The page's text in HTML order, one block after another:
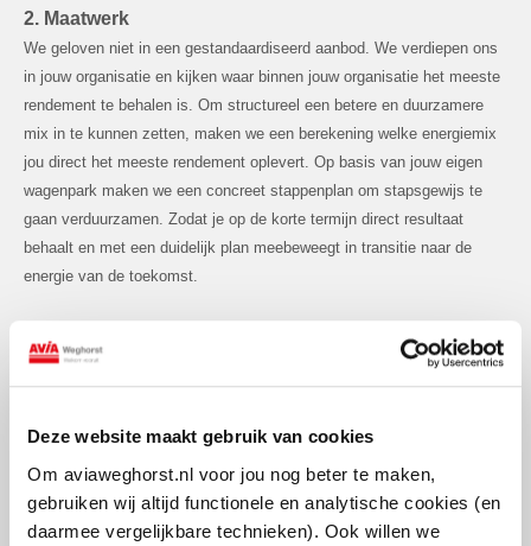
Deze website maakt gebruik van cookies
Om aviaweghorst.nl voor jou nog beter te maken,
gebruiken wij altijd functionele en analytische cookies (en
daarmee vergelijkbare technieken). Ook willen we
2. Maatwerk
We geloven niet in een gestandaardiseerd aanbod. We verdiepen ons
in jouw organisatie en kijken waar binnen jouw organisatie het meeste
rendement te behalen is. Om structureel een betere en duurzamere
mix in te kunnen zetten, maken we een berekening welke energiemix
jou direct het meeste rendement oplevert. Op basis van jouw eigen
wagenpark maken we een concreet stappenplan om stapsgewijs te
gaan verduurzamen. Zodat je op de korte termijn direct resultaat
behaalt en met een duidelijk plan meebeweegt in transitie naar de
energie van de toekomst.
verbruik, maar is ook onderhoudsvriendelijk voor je wagenpark. We
schonere brandstoffen te blenden. Hierdoor kunnen we zuinigere en
vooral schonere liters aanbieden. We voorzien daarnaast ook in